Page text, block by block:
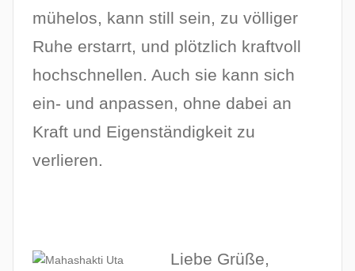
mühelos, kann still sein, zu völliger
Ruhe erstarrt, und plötzlich kraftvoll
hochschnellen. Auch sie kann sich
ein- und anpassen, ohne dabei an
Kraft und Eigenständigkeit zu
verlieren.
Liebe Grüße,